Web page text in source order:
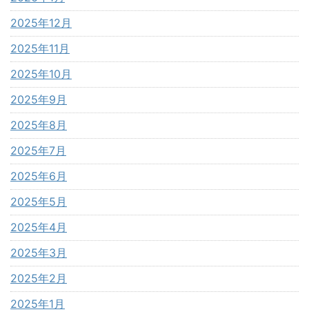
2025年12月
2025年11月
2025年10月
2025年9月
2025年8月
2025年7月
2025年6月
2025年5月
2025年4月
2025年3月
2025年2月
2025年1月